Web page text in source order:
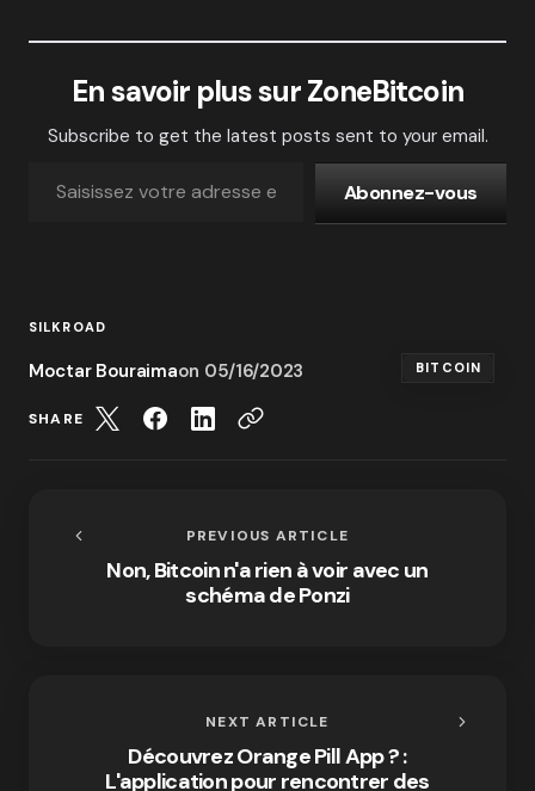
En savoir plus sur ZoneBitcoin
Subscribe to get the latest posts sent to your email.
Abonnez-vous
SILKROAD
Moctar Bouraimaon 05/16/2023 BITCOIN
SHARE
PREVIOUS ARTICLE
Non, Bitcoin n'a rien à voir avec un
schéma de Ponzi
NEXT ARTICLE
Découvrez Orange Pill App ? :
L'application pour rencontrer des